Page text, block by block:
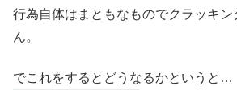
行為自体はまともなものでクラッキ
ん。
でこれをするとどうなるかというと…